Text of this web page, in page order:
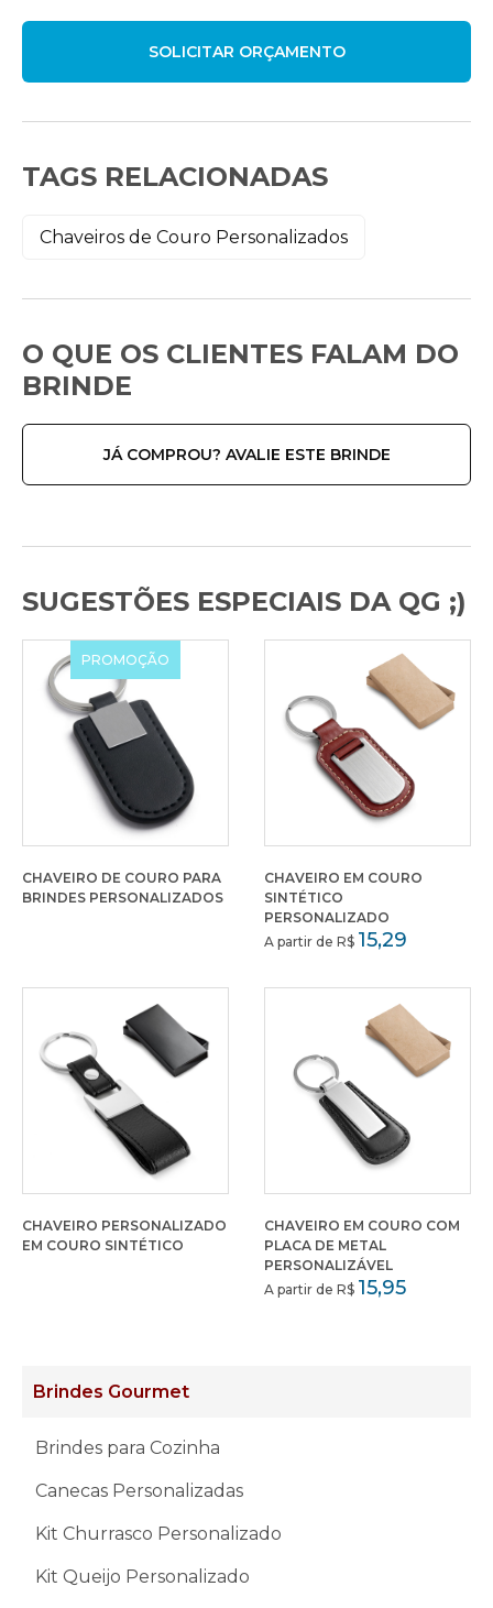
Brindes Gourmet
Brindes para Cozinha
Canecas Personalizadas
Kit Churrasco Personalizado
Kit Queijo Personalizado
TAGS RELACIONADAS
Chaveiros de Couro Personalizados
O QUE OS CLIENTES FALAM DO
BRINDE
JÁ COMPROU? AVALIE ESTE BRINDE
SUGESTÕES ESPECIAIS DA QG ;)
PROMOÇÃO
CHAVEIRO DE COURO PARA
BRINDES PERSONALIZADOS
CHAVEIRO EM COURO
SINTÉTICO
PERSONALIZADO
A partir de R$ 15,29
CHAVEIRO PERSONALIZADO
EM COURO SINTÉTICO
CHAVEIRO EM COURO COM
PLACA DE METAL
PERSONALIZÁVEL
A partir de R$ 15,95